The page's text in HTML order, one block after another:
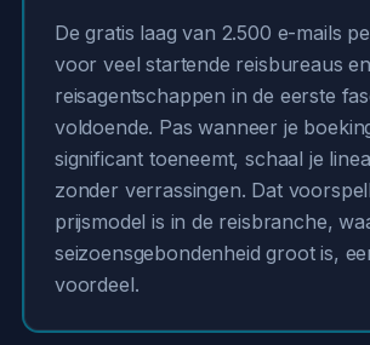
De gratis laag van 2.500 e-mails
voor veel startende reisbureaus en
reisagentschappen in de eerste
voldoende. Pas wanneer je
significant toeneemt, schaal je
zonder verrassingen. Dat
prijsmodel is in de reisbranche,
seizoensgebondenheid groot is,
voordeel.